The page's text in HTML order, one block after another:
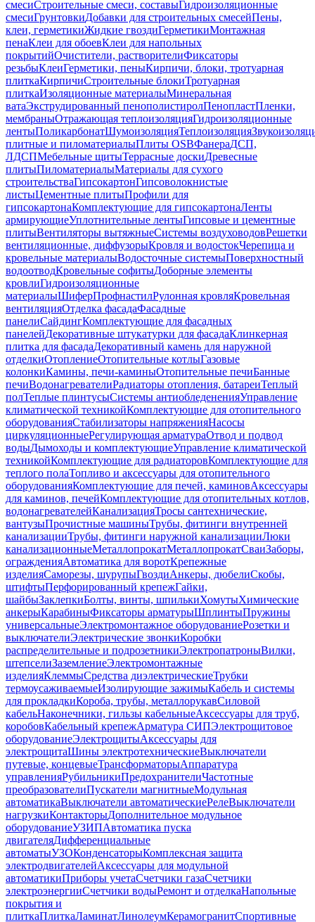
смесиСтроительные смеси, составыГидроизоляционные
смесиГрунтовкиДобавки для строительных смесейПены,
клеи, герметикиЖидкие гвоздиГерметикиМонтажная
пенаКлеи для обоевКлеи для напольных
покрытийОчистители, растворителиФиксаторы
резьбыКлеиГерметики, пеныКирпичи, блоки, тротуарная
плиткаКирпичиСтроительные блокиТротуарная
плиткаИзоляционные материалыМинеральная
ватаЭкструдированный пенополистиролПенопластПленки,
мембраныОтражающая теплоизоляцияГидроизоляционные
лентыПоликарбонатШумоизоляцияТеплоизоляция
плитные и пиломатериалыПлиты OSBФанераДСП,
ЛДСПМебельные щитыТеррасные доскиДревесные
плитыПиломатериалыМатериалы для сухого
строительстваГипсокартонГипсоволокнистые
листыЦементные плитыПрофили для
гипсокартонаКомплектующие для гипсокартонаЛенты
армирующиеУплотнительные лентыГипсовые и цементные
плитыВентиляторы вытяжныеСистемы воздуховодовРешетки
вентиляционные, диффузорыКровля и водостокЧерепица и
кровельные материалыВодосточные системыПоверхностный
водоотводКровельные софитыДоборные элементы
кровлиГидроизоляционные
материалыШиферПрофнастилРулонная кровляКровельная
вентиляцияОтделка фасадаФасадные
панелиСайдингКомплектующие для фасадных
панелейДекоративные штукатурки для фасадаКлинкерная
плитка для фасадаДекоративный камень для наружной
отделкиОтоплениеОтопительные котлыГазовые
колонкиКамины, печи-каминыОтопительные печиБанные
печиВодонагревателиРадиаторы отопления, батареиТеплый
полТеплые плинтусыСистемы антиобледененияУправление
климатической техникойКомплектующие для отопительного
оборудованияСтабилизаторы напряженияНасосы
циркуляционныеРегулирующая арматураОтвод и подвод
водыДымоходы и комплектующиеУправление климатической
техникойКомплектующие для радиаторовКомплектующие для
теплого полаТопливо и аксессуары для отопительного
оборудованияКомплектующие для печей, каминовАксессуары
для каминов, печейКомплектующие для отопительных котлов,
водонагревателейКанализацияТросы сантехнические,
вантузыПрочистные машиныТрубы, фитинги внутренней
канализацииТрубы, фитинги наружной канализацииЛюки
канализационныеМеталлопрокатМеталлопрокатСваиЗаборы,
огражденияАвтоматика для воротКрепежные
изделияСаморезы, шурупыГвоздиАнкеры, дюбелиСкобы,
штифтыПерфорированный крепежГайки,
шайбыЗаклепкиБолты, винты, шпилькиХомутыХимические
анкерыКарабиныФиксаторы арматурыШплинтыПружины
универсальныеЭлектромонтажное оборудованиеРозетки и
выключателиЭлектрические звонкиКоробки
распределительные и подрозетникиЭлектропатроныВилки,
штепселиЗаземлениеЭлектромонтажные
изделияКлеммыСредства диэлектрическиеТрубки
термоусаживаемыеИзолирующие зажимыКабель и системы
для прокладкиКороба, трубы, металлорукавСиловой
кабельНаконечники, гильзы кабельныеАксессуары для труб,
коробовКабельный крепежАрматура СИПЭлектрощитовое
оборудованиеЭлектрощитыАксессуары для
электрощитаШины электротехническиеВыключатели
путевые, концевыеТрансформаторыАппаратура
управленияРубильникиПредохранителиЧастотные
преобразователиПускатели магнитныеМодульная
автоматикаВыключатели автоматическиеРелеВыключатели
нагрузкиКонтакторыДополнительное модульное
оборудованиеУЗИПАвтоматика пуска
двигателяДифференциальные
автоматыУЗОКонденсаторыКомплексная защита
электродвигателейАксессуары для модульной
автоматикиПриборы учетаСчетчики газаСчетчики
электроэнергииСчетчики водыРемонт и отделкаНапольные
покрытия и
плиткаПлиткаЛаминатЛинолеумКерамогранитСпортивные